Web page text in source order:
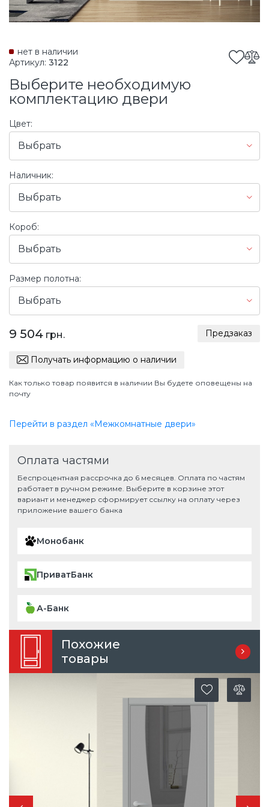
нет в наличии
Артикул: 3122
Выберите необходимую
комплектацию двери
Цвет:
Выбрать
Наличник:
Выбрать
Короб:
Выбрать
Размер полотна:
Выбрать
9 504 грн. Предзаказ
Получать информацию о наличии
Как только товар появится в наличии Вы будете оповещены на
почту
Перейти в раздел «Межкомнатные двери»
Оплата частями
Беспроцентная рассрочка до 6 месяцев. Оплата по частям
работает в ручном режиме. Выберите в корзине этот
вариант и менеджер сформирует ссылку на оплату через
приложение вашего банка
Монобанк
ПриватБанк
А-Банк
Похожие
товары